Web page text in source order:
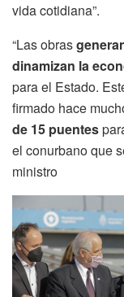
vida cotidiana”.
“Las obras
dinamizan la
para el Estado.
firmado hace
de 15 puentes
el conurbano que
ministro